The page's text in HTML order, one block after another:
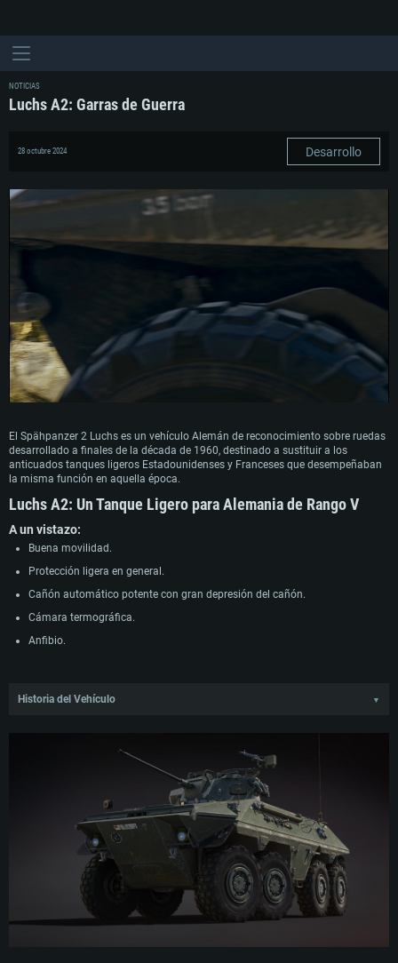
NOTICIAS
Luchs A2: Garras de Guerra
28 octubre 2024 Desarrollo
El Spähpanzer 2 Luchs es un vehículo Alemán de reconocimiento sobre ruedas
desarrollado a finales de la década de 1960, destinado a sustituir a los
anticuados tanques ligeros Estadounidenses y Franceses que desempeñaban
la misma función en aquella época.
Luchs A2: Un Tanque Ligero para Alemania de Rango V
A un vistazo:
Buena movilidad.
Protección ligera en general.
Cañón automático potente con gran depresión del cañón.
Cámara termográfica.
Anfibio.
Historia del Vehículo ▼
Bulldog Estadounidense y al SP1A Francés. El Ministerio de Defensa Alemán
señaló la necesidad de un vehículo de reconocimiento que ofreciera una
movilidad excepcional, una gran autonomía de crucero, capacidad de
reconocimiento diurno y nocturno y que fuera eficiente desde el punto de vista
logístico y económico en cuanto a su producción y mantenimiento. En 1968, se
presentaron dos diseños líderes para su evaluación. Uno de un conglomerado
de empresas que incluía a Thyssen-Henschel, MAN y Krupp entre otras,
mientras que el segundo diseño fue presentado por Daimler-Benz. A principios
de la década de 1970 se llevaron a cabo pruebas rigurosas de estos diseños,
que dieron lugar a mejoras en ambos.
Al final acabó ganando el diseño de Daimler-Benz, que fue elegido por la
Bundeswehr para su producción en 1973 con el nombre de "Spähpanzer 2
Luchs". Los primeros modelos de producción salieron de la cadena de montaje